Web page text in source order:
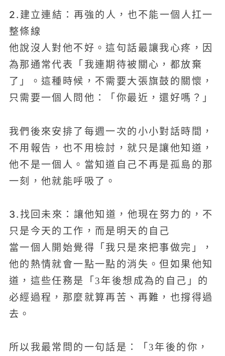
2.建立連結：再強的人，也不能一個人扛一
整條線
他說沒人對他不好。這句話最讓我心疼，因
為那通常代表「我連期待被關心，都放棄
了」。這種時候，不需要大張旗鼓的關懷，
只需要一個人問他：「你最近，還好嗎？」
我們後來安排了每週一次的小小對話時間，
不用報告，也不用檢討，就只是讓他知道，
他不是一個人。當知道自己不再是孤島的那
一刻，他就能呼吸了。
3.找回未來：讓他知道，他現在努力的，不
只是今天的工作，而是明天的自己
當一個人開始覺得「我只是來把事做完」，
他的熱情就會一點一點的消失。但如果他知
道，這些任務是「3年後想成為的自己」的
必經過程，那麼就算再苦、再難，也撐得過
去。
所以我最常問的一句話是：「3年後的你，